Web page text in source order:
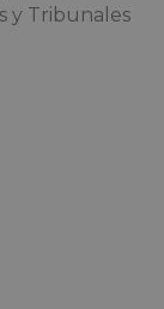
y Tribunales